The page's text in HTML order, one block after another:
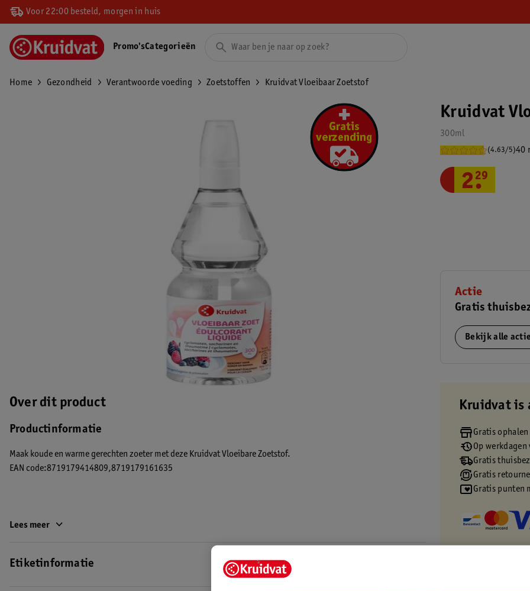
Voor 22:00 besteld, morgen in huis
Promo'sCategorieën
Home Gezondheid Verantwoorde voeding Zoetstoffen Kruidvat Vloeibaar Zoetstof
Over dit product
Productinformatie
Maak koude en warme gerechten zoeter met deze Kruidvat Vloeibare Zoetstof.
EAN code:8719179414809,8719179161635
Lees meer
Etiketinformatie
Kruidvat
300ml
(4.63/5)40
2.
29
Actie
Gratis
Bekijk alle
Kruidvat is
Gratis
Op
Gratis
Gratis
Gratis punten